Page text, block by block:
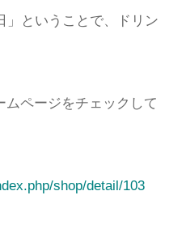
」ということで、ドリン
ページをチェックして
shop/detail/103